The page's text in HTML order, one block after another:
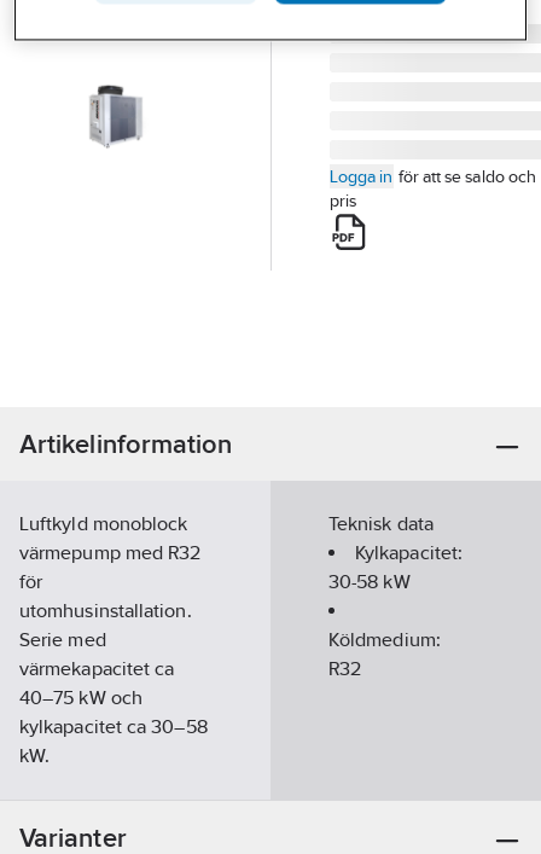
Lev. artikelnr: 6118064
Logga in för att se saldo och
pris
Artikelinformation
Luftkyld monoblock
värmepump med R32
för
utomhusinstallation.
Serie med
värmekapacitet ca
40–75 kW och
kylkapacitet ca 30–58
kW.
Scroll DC
Teknisk data
Kylkapacitet:
30-58 kW
Köldmedium:
R32
Varianter